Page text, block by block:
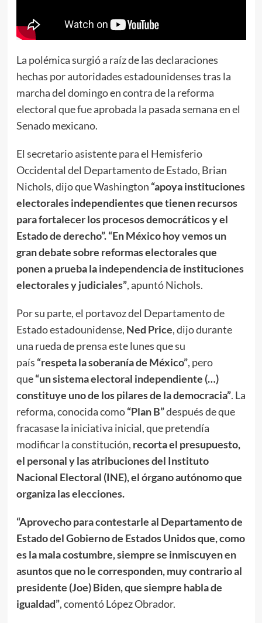
La polémica surgió a raíz de las declaraciones
hechas por autoridades estadounidenses tras la
marcha del domingo en contra de la reforma
electoral que fue aprobada la pasada semana en el
Senado mexicano.
El secretario asistente para el Hemisferio
Occidental del Departamento de Estado, Brian
Nichols, dijo que Washington “apoya instituciones
electorales independientes que tienen recursos
para fortalecer los procesos democráticos y el
Estado de derecho”. “En México hoy vemos un
gran debate sobre reformas electorales que
ponen a prueba la independencia de instituciones
electorales y judiciales”, apuntó Nichols.
Por su parte, el portavoz del Departamento de
Estado estadounidense, Ned Price, dijo durante
una rueda de prensa este lunes que su
país “respeta la soberanía de México”, pero
que“un sistema electoral independiente (…)
constituye uno de los pilares de la democracia”. La
reforma, conocida como“Plan B”después de que
fracasase la iniciativa inicial, que pretendía
modificar la constitución, recorta el presupuesto,
el personal y las atribuciones del Instituto
Nacional Electoral (INE), el órgano autónomo que
organiza las elecciones.
“Aprovecho para contestarle al Departamento de
Estado del Gobierno de Estados Unidos que, como
es la mala costumbre, siempre se inmiscuyen en
asuntos que no le corresponden, muy contrario al
presidente (Joe) Biden, que siempre habla de
igualdad”, comentó López Obrador.